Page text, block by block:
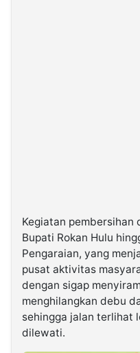
Kegiatan pembersihan
Bupati Rokan Hulu
Pengaraian, yang
pusat aktivitas
dengan sigap
menghilangkan debu
sehingga jalan terlihat
dilewati.